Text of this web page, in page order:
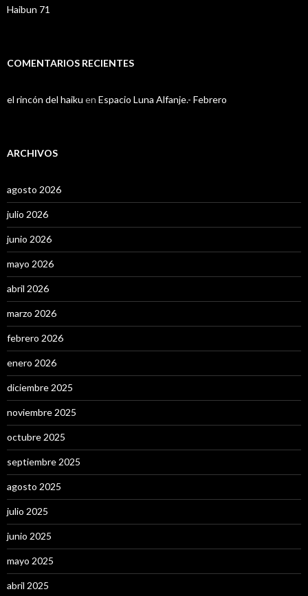
Haibun 71
COMENTARIOS RECIENTES
el rincón del haiku en Espacio Luna Alfanje.- Febrero
ARCHIVOS
agosto 2026
julio 2026
junio 2026
mayo 2026
abril 2026
marzo 2026
febrero 2026
enero 2026
diciembre 2025
noviembre 2025
octubre 2025
septiembre 2025
agosto 2025
julio 2025
junio 2025
mayo 2025
abril 2025